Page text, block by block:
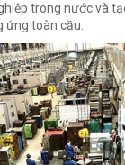
trong nước và
ứng toàn cầu.